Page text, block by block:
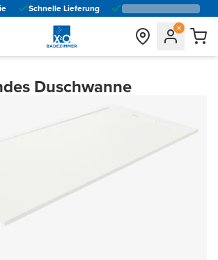
Schnelle Lieferung
Duschwanne